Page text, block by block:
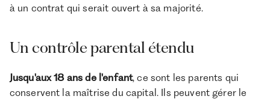
à un contrat qui serait ouvert à sa majorité.
Un contrôle parental étendu
Jusqu'aux 18 ans de l'enfant, ce sont les parents qui
conservent la maîtrise du capital. Ils peuvent gérer le